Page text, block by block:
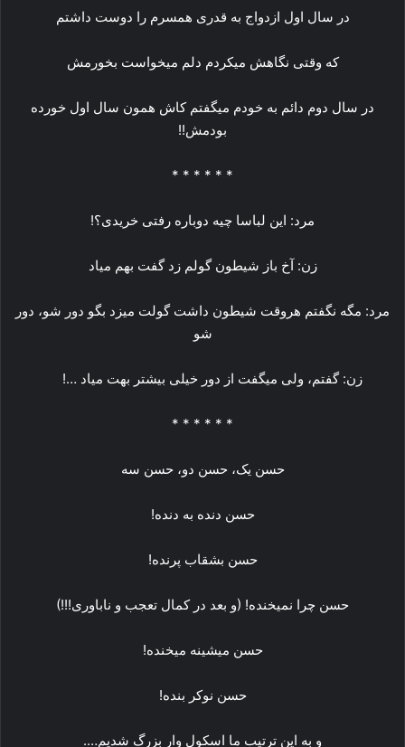
در سال اول ازدواج به قدری همسرم را دوست داشتم
که وقتی نگاهش میکردم دلم میخواست بخورمش
در سال دوم دائم به خودم میگفتم کاش همون سال اول خورده
بودمش!!
* * * * * *
مرد: این لباسا چیه دوباره رفتی خریدی؟!
زن: آخ باز شیطون گولم زد گفت بهم میاد
مرد: مگه نگفتم هروقت شیطون داشت گولت میزد بگو دور شو، دور
شو
زن: گفتم، ولی میگفت از دور خیلی بیشتر بهت میاد …!
* * * * * *
حسن یک، حسن دو، حسن سه
حسن دنده به دنده!
حسن بشقاب پرنده!
حسن چرا نمیخنده! (و بعد در کمال تعجب و ناباوری!!!)
حسن میشینه میخنده!
حسن نوکر بنده!
و به این ترتیب ما اسکول وار بزرگ شدیم….